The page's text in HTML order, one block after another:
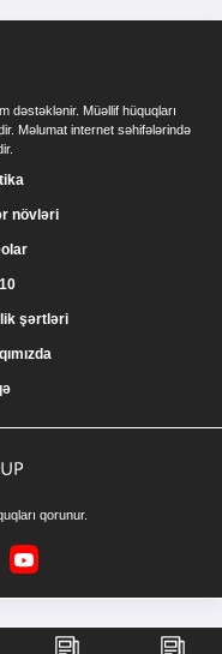
dəstəklənir. Müəllif hüquqları
Məlumat internet səhifələrində
növləri
şərtləri
qorunur.